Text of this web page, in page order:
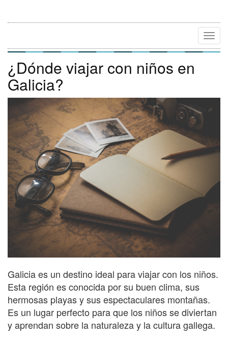
¿Dónde viajar con niños en
Galicia?
Galicia es un destino ideal para viajar con los niños.
Esta región es conocida por su buen clima, sus
hermosas playas y sus espectaculares montañas.
Es un lugar perfecto para que los niños se diviertan
y aprendan sobre la naturaleza y la cultura gallega.